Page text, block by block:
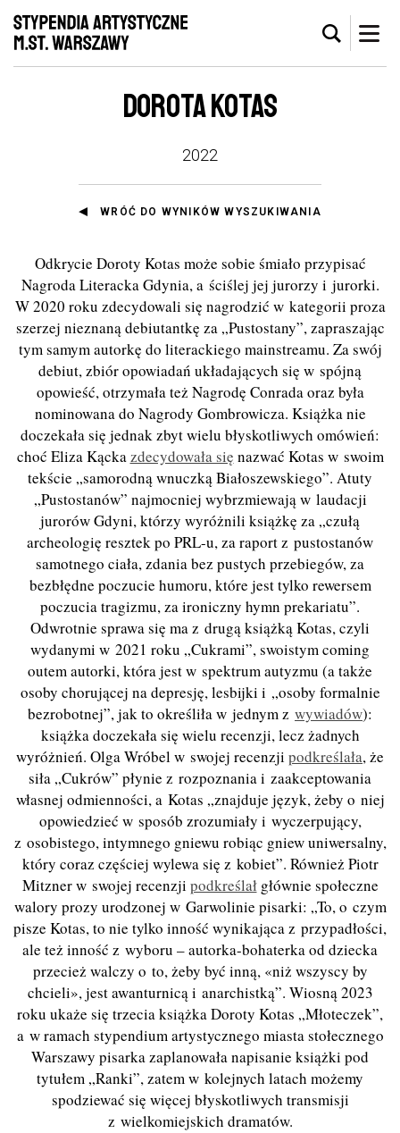
DOROTA KOTAS
2022
WRÓĆ DO WYNIKÓW WYSZUKIWANIA
Odkrycie Doroty Kotas może sobie śmiało przypisać
Nagroda Literacka Gdynia, a ściślej jej jurorzy i jurorki.
W 2020 roku zdecydowali się nagrodzić w kategorii proza
szerzej nieznaną debiutantkę za „Pustostany”, zapraszając
tym samym autorkę do literackiego mainstreamu. Za swój
debiut, zbiór opowiadań układających się w spójną
opowieść, otrzymała też Nagrodę Conrada oraz była
nominowana do Nagrody Gombrowicza. Książka nie
doczekała się jednak zbyt wielu błyskotliwych omówień:
choć Eliza Kąckazdecydowała się nazwać Kotas w swoim
tekście „samorodną wnuczką Białoszewskiego”. Atuty
„Pustostanów” najmocniej wybrzmiewają w laudacji
jurorów Gdyni, którzy wyróżnili książkę za „czułą
archeologię resztek po PRL-u, za raport z pustostanów
samotnego ciała, zdania bez pustych przebiegów, za
bezbłędne poczucie humoru, które jest tylko rewersem
poczucia tragizmu, za ironiczny hymn prekariatu”.
Odwrotnie sprawa się ma z drugą książką Kotas, czyli
wydanymi w 2021 roku „Cukrami”, swoistym coming
outem autorki, która jest w spektrum autyzmu (a także
osoby chorującej na depresję, lesbijki i „osoby formalnie
bezrobotnej”, jak to określiła w jednym z wywiadów):
książka doczekała się wielu recenzji, lecz żadnych
wyróżnień. Olga Wróbel w swojej recenzji podkreślała, że
siła „Cukrów” płynie z rozpoznania i zaakceptowania
własnej odmienności, a Kotas „znajduje język, żeby o niej
opowiedzieć w sposób zrozumiały i wyczerpujący,
z osobistego, intymnego gniewu robiąc gniew uniwersalny,
który coraz częściej wylewa się z kobiet”. Również Piotr
Mitzner w swojej recenzji podkreślałgłównie społeczne
walory prozy urodzonej w Garwolinie pisarki: „To, o czym
pisze Kotas, to nie tylko inność wynikająca z przypadłości,
ale też inność z wyboru – autorka-bohaterka od dziecka
przecież walczy o to, żeby być inną, «niż wszyscy by
chcieli», jest awanturnicą i anarchistką”. Wiosną 2023
roku ukaże się trzecia książka Doroty Kotas „Młoteczek”,
a w ramach stypendium artystycznego miasta stołecznego
Warszawy pisarka zaplanowała napisanie książki pod
tytułem „Ranki”, zatem w kolejnych latach możemy
spodziewać się więcej błyskotliwych transmisji
z wielkomiejskich dramatów.